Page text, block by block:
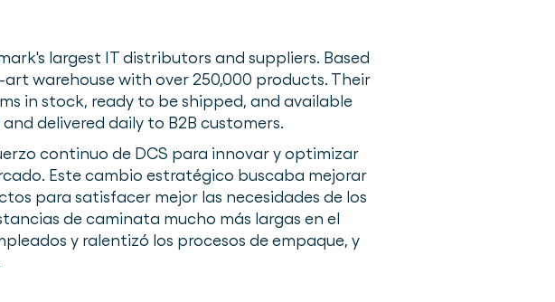
largest IT distributors and suppliers. Based
warehouse with over 250,000 products. Their
in stock, ready to be shipped, and available
delivered daily to B2B customers.
continuo de DCS para innovar y optimizar
Este cambio estratégico buscaba mejorar
para satisfacer mejor las necesidades de los
de caminata mucho más largas en el
y ralentizó los procesos de empaque, y